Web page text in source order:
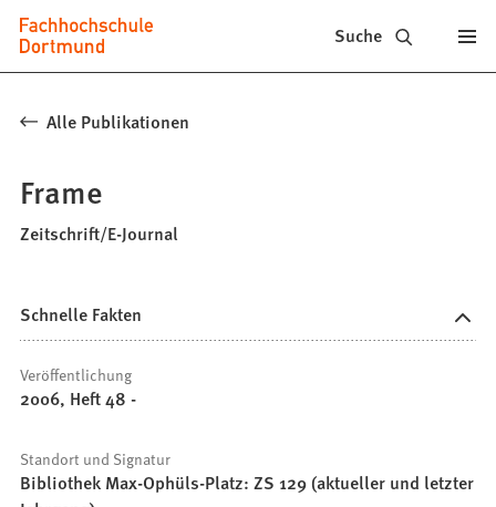
Inhalt anspringen
Fachhochschule
Dortmund
-
Studiengänge,
Bewerbung
Suche
Alle Publikationen
Frame
Zeitschrift/E-Journal
Schnelle Fakten
Veröffentlichung
2006, Heft 48 -
Standort und Signatur
Bibliothek Max-Ophüls-Platz: ZS 129 (aktueller und letzter